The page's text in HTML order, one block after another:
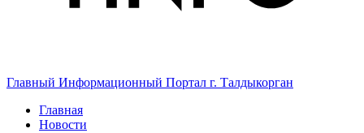
Главный Информационный Портал г. Талдыкорган
Главная
Новости